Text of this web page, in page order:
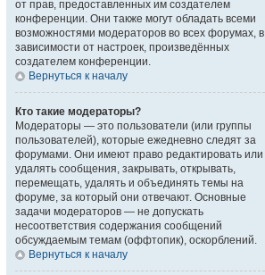
от прав, предоставленных им создателем
конференции. Они также могут обладать всеми
возможностями модераторов во всех форумах, в
зависимости от настроек, произведённых
создателем конференции.
Вернуться к началу
Кто такие модераторы?
Модераторы — это пользователи (или группы
пользователей), которые ежедневно следят за
форумами. Они имеют право редактировать или
удалять сообщения, закрывать, открывать,
перемещать, удалять и объединять темы на
форуме, за который они отвечают. Основные
задачи модераторов — не допускать
несоответствия содержания сообщений
обсуждаемым темам (оффтопик), оскорблений.
Вернуться к началу